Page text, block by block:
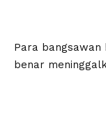
Para
benar